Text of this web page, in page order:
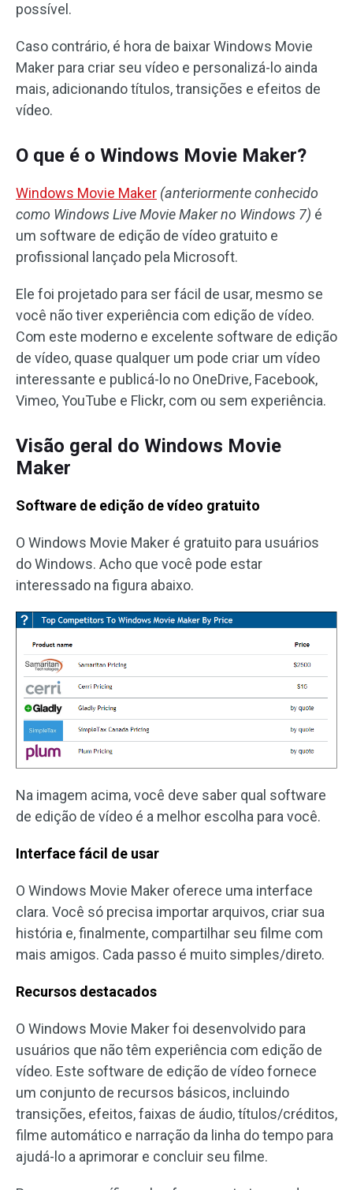
possível.
Caso contrário, é hora de baixar Windows Movie
Maker para criar seu vídeo e personalizá-lo ainda
mais, adicionando títulos, transições e efeitos de
vídeo.
O que é o Windows Movie Maker?
Windows Movie Maker (anteriormente conhecido
como Windows Live Movie Maker no Windows 7) é
um software de edição de vídeo gratuito e
profissional lançado pela Microsoft.
Ele foi projetado para ser fácil de usar, mesmo se
você não tiver experiência com edição de vídeo.
Com este moderno e excelente software de edição
de vídeo, quase qualquer um pode criar um vídeo
interessante e publicá-lo no OneDrive, Facebook,
Vimeo, YouTube e Flickr, com ou sem experiência.
Visão geral do Windows Movie
Maker
Software de edição de vídeo gratuito
O Windows Movie Maker é gratuito para usuários
do Windows. Acho que você pode estar
interessado na figura abaixo.
Na imagem acima, você deve saber qual software
de edição de vídeo é a melhor escolha para você.
Interface fácil de usar
O Windows Movie Maker oferece uma interface
clara. Você só precisa importar arquivos, criar sua
história e, finalmente, compartilhar seu filme com
mais amigos. Cada passo é muito simples/direto.
Recursos destacados
O Windows Movie Maker foi desenvolvido para
usuários que não têm experiência com edição de
vídeo. Este software de edição de vídeo fornece
um conjunto de recursos básicos, incluindo
transições, efeitos, faixas de áudio, títulos/créditos,
filme automático e narração da linha do tempo para
ajudá-lo a aprimorar e concluir seu filme.